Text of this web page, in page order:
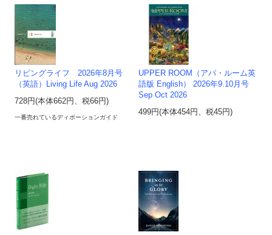
リビングライフ 2026年8月号
（英語）Living Life Aug 2026
728円(本体662円、税66円)
一番売れているディボーションガイド
UPPER ROOM（アパ・ルーム英
語版 English） 2026年9.10月号
Sep Oct 2026
499円(本体454円、税45円)